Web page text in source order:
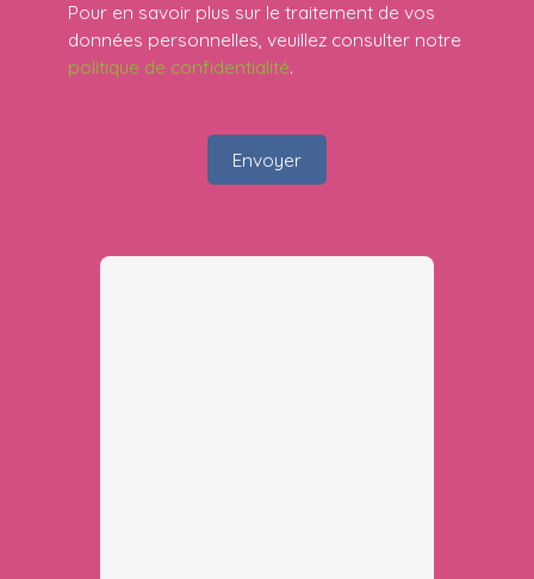
Pour en savoir plus sur le traitement de vos
données personnelles, veuillez consulter notre
politique de confidentialité.
Envoyer